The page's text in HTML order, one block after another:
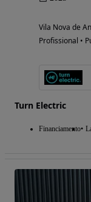
Vila Nova de
Profissional •
Turn Electric
Financiamento